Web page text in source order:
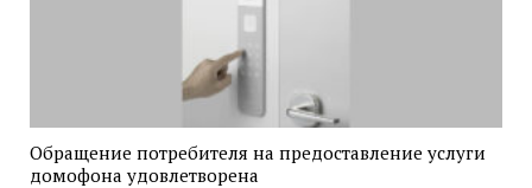
Обращение потребителя на предоставление услуги
домофона удовлетворена